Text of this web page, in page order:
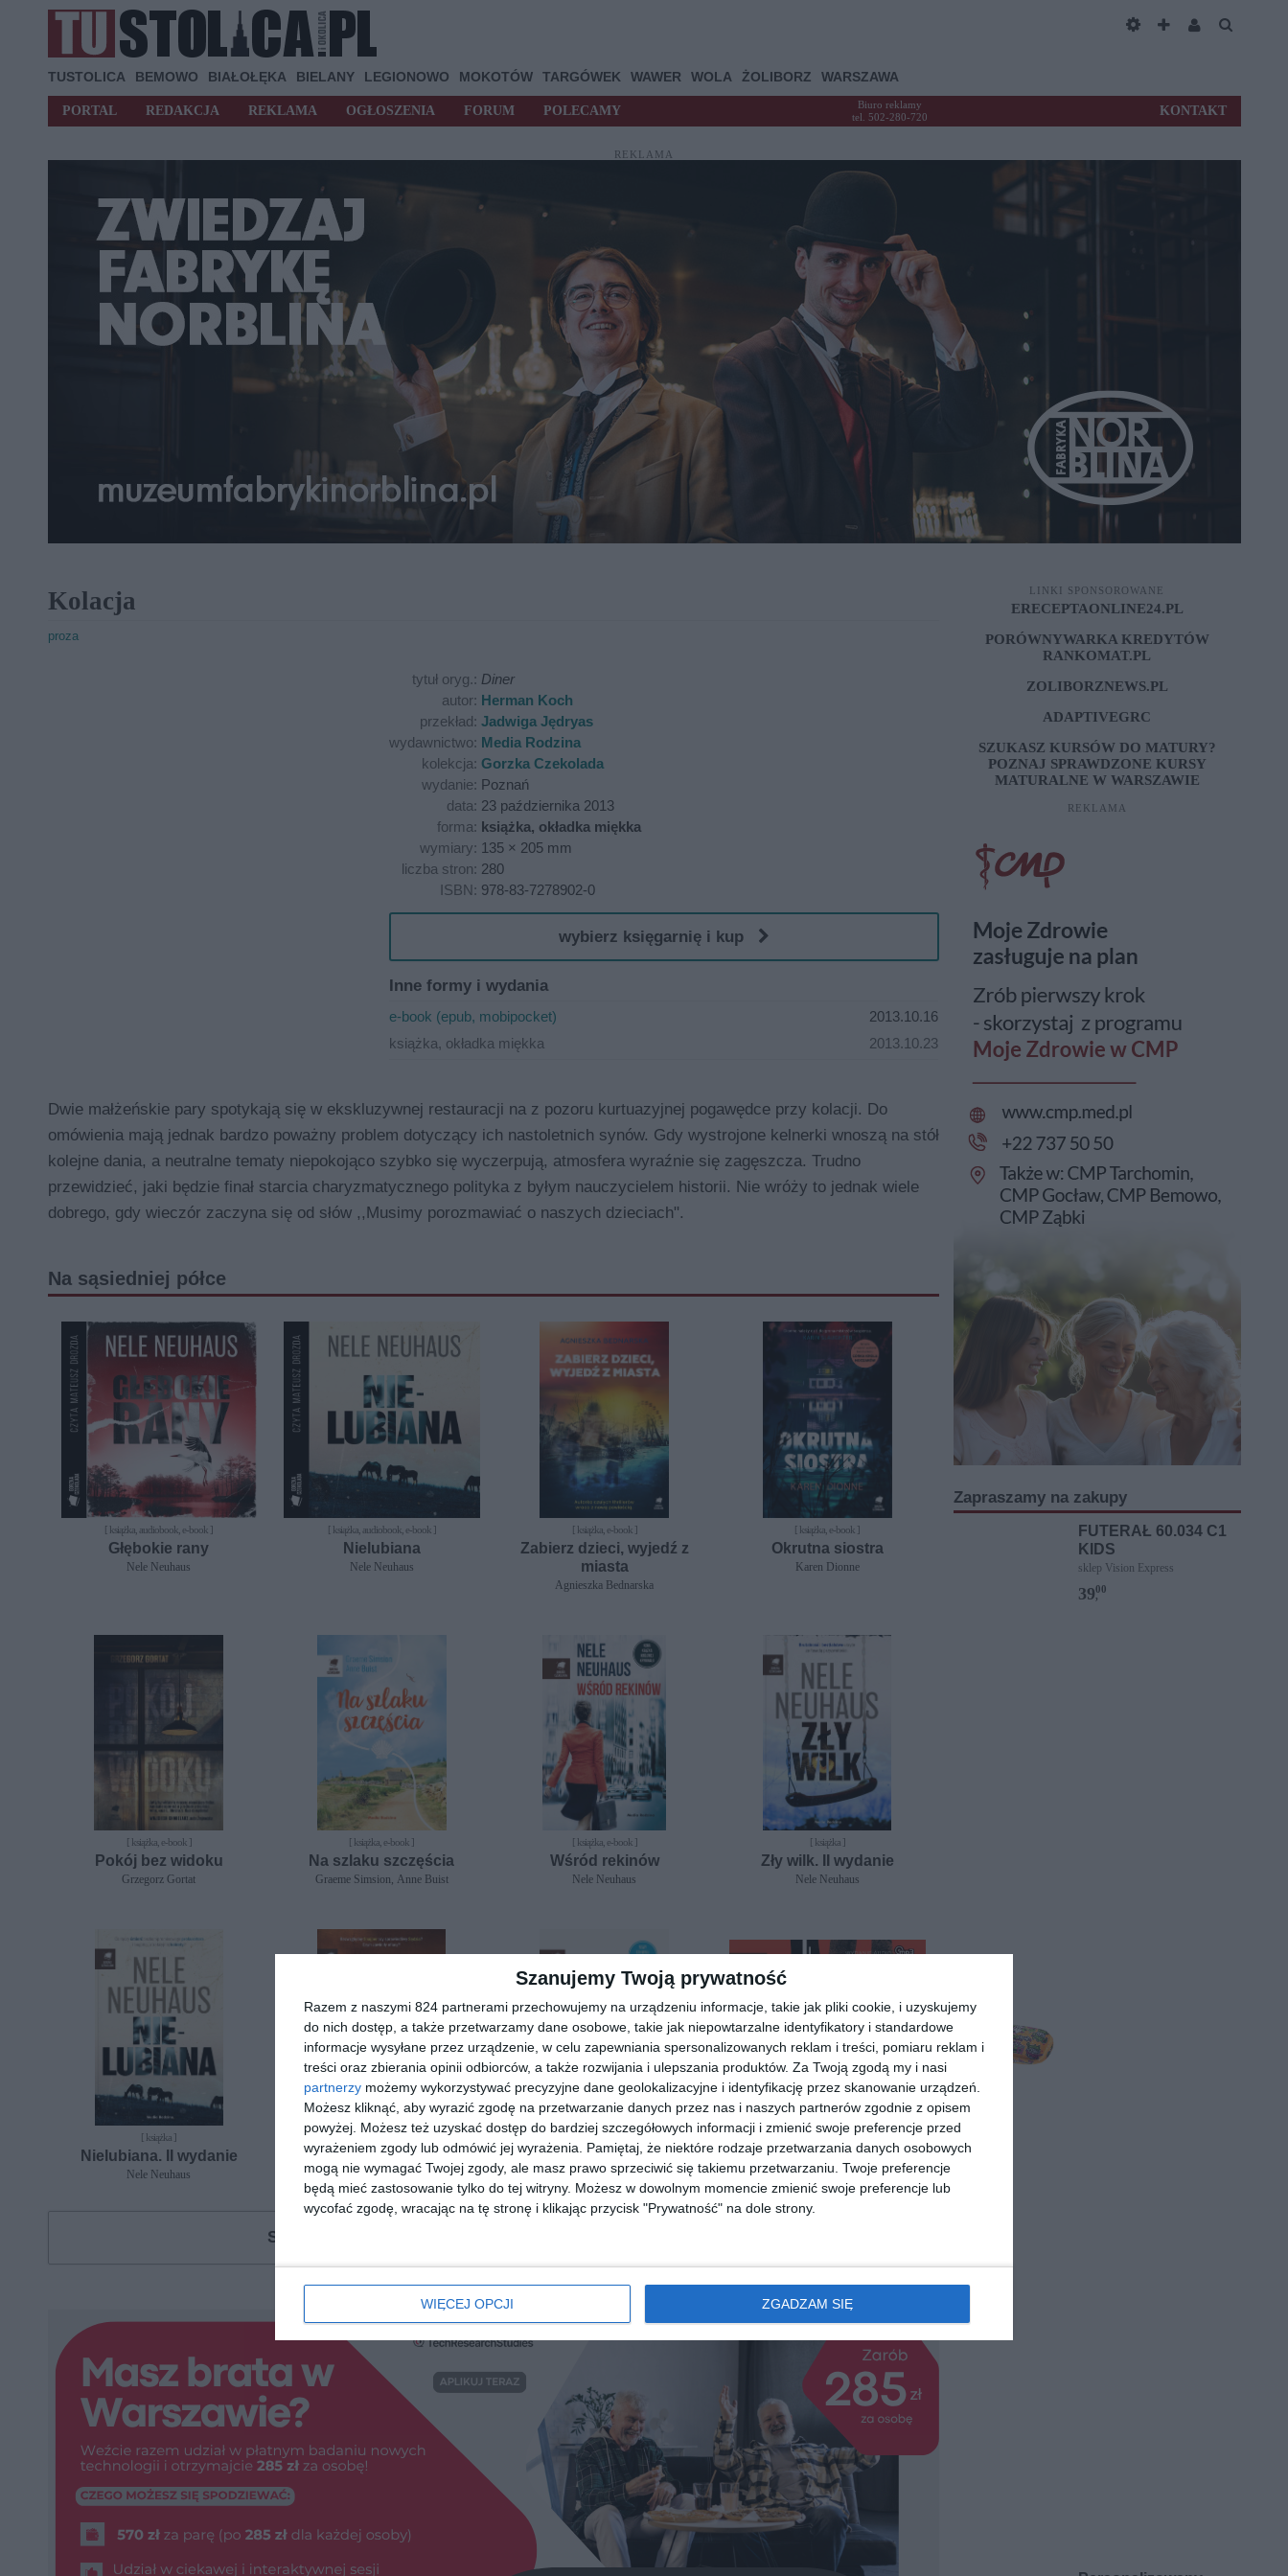
Szanujemy Twoją prywatność
Razem z naszymi 824 partnerami przechowujemy na urządzeniu informacje, takie jak pliki cookie, i uzyskujemy
do nich dostęp, a także przetwarzamy dane osobowe, takie jak niepowtarzalne identyfikatory i standardowe
informacje wysyłane przez urządzenie, w celu zapewniania spersonalizowanych reklam i treści, pomiaru reklam i
treści oraz zbierania opinii odbiorców, a także rozwijania i ulepszania produktów. Za Twoją zgodą my i nasi
partnerzy możemy wykorzystywać precyzyjne dane geolokalizacyjne i identyfikację przez skanowanie urządzeń.
Możesz kliknąć, aby wyrazić zgodę na przetwarzanie danych przez nas i naszych partnerów zgodnie z opisem
powyżej. Możesz też uzyskać dostęp do bardziej szczegółowych informacji i zmienić swoje preferencje przed
wyrażeniem zgody lub odmówić jej wyrażenia.
Pamiętaj, że niektóre rodzaje przetwarzania danych osobowych
mogą nie wymagać Twojej zgody, ale masz prawo sprzeciwić się takiemu przetwarzaniu. Twoje preferencje
będą mieć zastosowanie tylko do tej witryny. Możesz w dowolnym momencie zmienić swoje preferencje lub
wycofać zgodę, wracając na tę stronę i klikając przycisk "Prywatność" na dole strony.
WIĘCEJ OPCJI ZGADZAM SIĘ
TUSTOLICA BEMOWO BIAŁOŁĘKA BIELANY LEGIONOWO MOKOTÓW TARGÓWEK WAWER WOLA ŻOLIBORZ WARSZAWA
PORTAL REDAKCJA REKLAMA OGŁOSZENIA FORUM POLECAMY
Biuro reklamy
tel. 502-280-720
KONTAKT
REKLAMA
Kolacja
proza
tytuł oryg.: Diner
autor: Herman Koch
przekład: Jadwiga Jędryas
wydawnictwo: Media Rodzina
kolekcja: Gorzka Czekolada
wydanie: Poznań
data: 23 października 2013
forma: książka, okładka miękka
wymiary: 135 × 205 mm
liczba stron: 280
ISBN: 978-83-7278902-0
wybierz księgarnię i kup
Inne formy i wydania
e-book (epub, mobipocket)
2013.10.16
książka, okładka miękka
2013.10.23
Dwie małżeńskie pary spotykają się w ekskluzywnej restauracji na z pozoru kurtuazyjnej pogawędce przy kolacji. Do
omówienia mają jednak bardzo poważny problem dotyczący ich nastoletnich synów. Gdy wystrojone kelnerki wnoszą na stół
kolejne dania, a neutralne tematy niepokojąco szybko się wyczerpują, atmosfera wyraźnie się zagęszcza. Trudno
przewidzieć, jaki będzie finał starcia charyzmatycznego polityka z byłym nauczycielem historii. Nie wróży to jednak wiele
dobrego, gdy wieczór zaczyna się od słów ,,Musimy porozmawiać o naszych dzieciach".
Na sąsiedniej półce
[ książka, audiobook, e-book ]
Głębokie rany
Nele Neuhaus
[ książka, audiobook, e-book ]
Nielubiana
Nele Neuhaus
[ książka, e-book ]
Zabierz dzieci, wyjedź z
miasta
Agnieszka Bednarska
[ książka, e-book ]
Okrutna siostra
Karen Dionne
[ książka, e-book ]
Pokój bez widoku
Grzegorz Gortat
[ książka, e-book ]
Na szlaku szczęścia
Graeme Simsion, Anne Buist
[ książka, e-book ]
Wśród rekinów
Nele Neuhaus
[ książka ]
Zły wilk. II wydanie
Nele Neuhaus
[ książka ]
Nielubiana. II wydanie
Nele Neuhaus
Żywi i umarli. II wydanie
Nele Neuhaus
[ książka, e-book ]
Dzień Matki
Nele Neuhaus
[ książka, audiobook, e-book ]
Ostatnie instrukcje
Nir Hezroni
Szukasz książki, audiobooka?
REKLAMA
LINKI SPONSOROWANE
ERECEPTAONLINE24.PL
PORÓWNYWARKA KREDYTÓW
RANKOMAT.PL
ZOLIBORZNEWS.PL
ADAPTIVEGRC
SZUKASZ KURSÓW DO MATURY?
POZNAJ SPRAWDZONE KURSY
MATURALNE W WARSZAWIE
REKLAMA
Zapraszamy na zakupy
FUTERAŁ 60.034 C1
KIDS
sklep Vision Express
39,
00